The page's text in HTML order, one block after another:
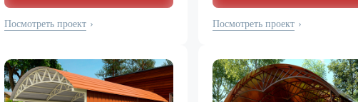
Посмотреть проект › Посмотреть проект ›